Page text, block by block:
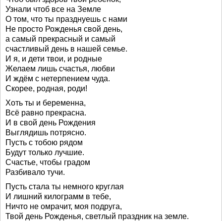
Узнали чтоб все на Земле
О том, что ты празднуешь с нами
Не просто Рожденья свой день,
а самый прекрасный и самый
счастливый день в нашей семье.
И я, и дети твои, и родные
Желаем лишь счастья, любви
И ждём с нетерпением чуда.
Скорее, родная, роди!
Хоть ты и беременна,
Всё равно прекрасна.
И в свой день Рождения
Выглядишь потрясно.
Пусть с тобою рядом
Будут только лучшие.
Счастье, чтобы градом
Разбивало тучи.
Пусть стала ты немного круглая
И лишний килограмм в тебе,
Ничто не омрачит, моя подруга,
Твой день Рожденья, светлый праздник на земле.